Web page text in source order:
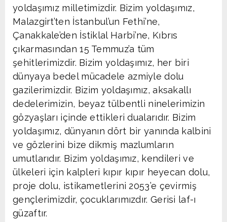
yoldaşımız milletimizdir. Bizim yoldaşımız,
Malazgirt’ten İstanbul’un Fethi’ne,
Çanakkale’den İstiklal Harbi’ne, Kıbrıs
çıkarmasından 15 Temmuz’a tüm
şehitlerimizdir. Bizim yoldaşımız, her biri
dünyaya bedel mücadele azmiyle dolu
gazilerimizdir. Bizim yoldaşımız, aksakallı
dedelerimizin, beyaz tülbentli ninelerimizin
gözyaşları içinde ettikleri dualarıdır. Bizim
yoldaşımız, dünyanın dört bir yanında kalbini
ve gözlerini bize dikmiş mazlumların
umutlarıdır. Bizim yoldaşımız, kendileri ve
ülkeleri için kalpleri kıpır kıpır heyecan dolu,
proje dolu, istikametlerini 2053’e çevirmiş
gençlerimizdir, çocuklarımızdır. Gerisi laf-ı
güzaftır.